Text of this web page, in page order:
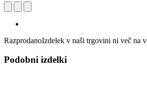
RazprodanoIzdelek v naši trgovini ni več na
Podobni izdelki